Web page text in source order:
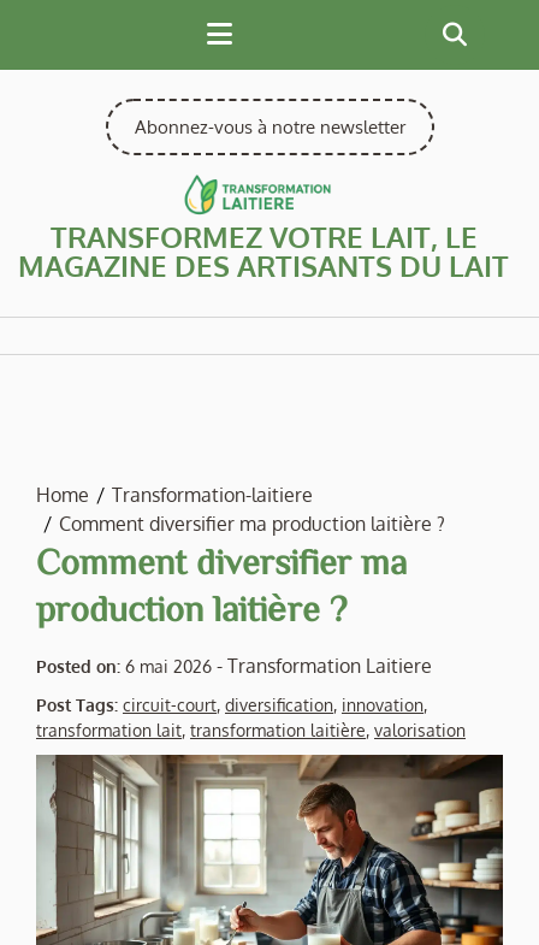
content
Abonnez-vous à notre newsletter
TRANSFORMEZ VOTRE LAIT, LE
MAGAZINE DES ARTISANTS DU LAIT
Home
Transformation-laitiere
Comment diversifier ma production laitière ?
Comment diversifier ma
production laitière ?
Posted on: 6 mai 2026 - Transformation Laitiere
Post Tags: circuit-court, diversification, innovation,
transformation lait, transformation laitière, valorisation